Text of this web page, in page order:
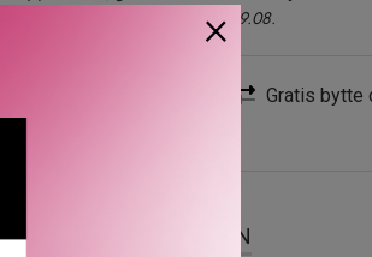
kun ett kjøp per kunde t.o.m. 09.08.
Gratis bytte
OM MERKEVAREN
×